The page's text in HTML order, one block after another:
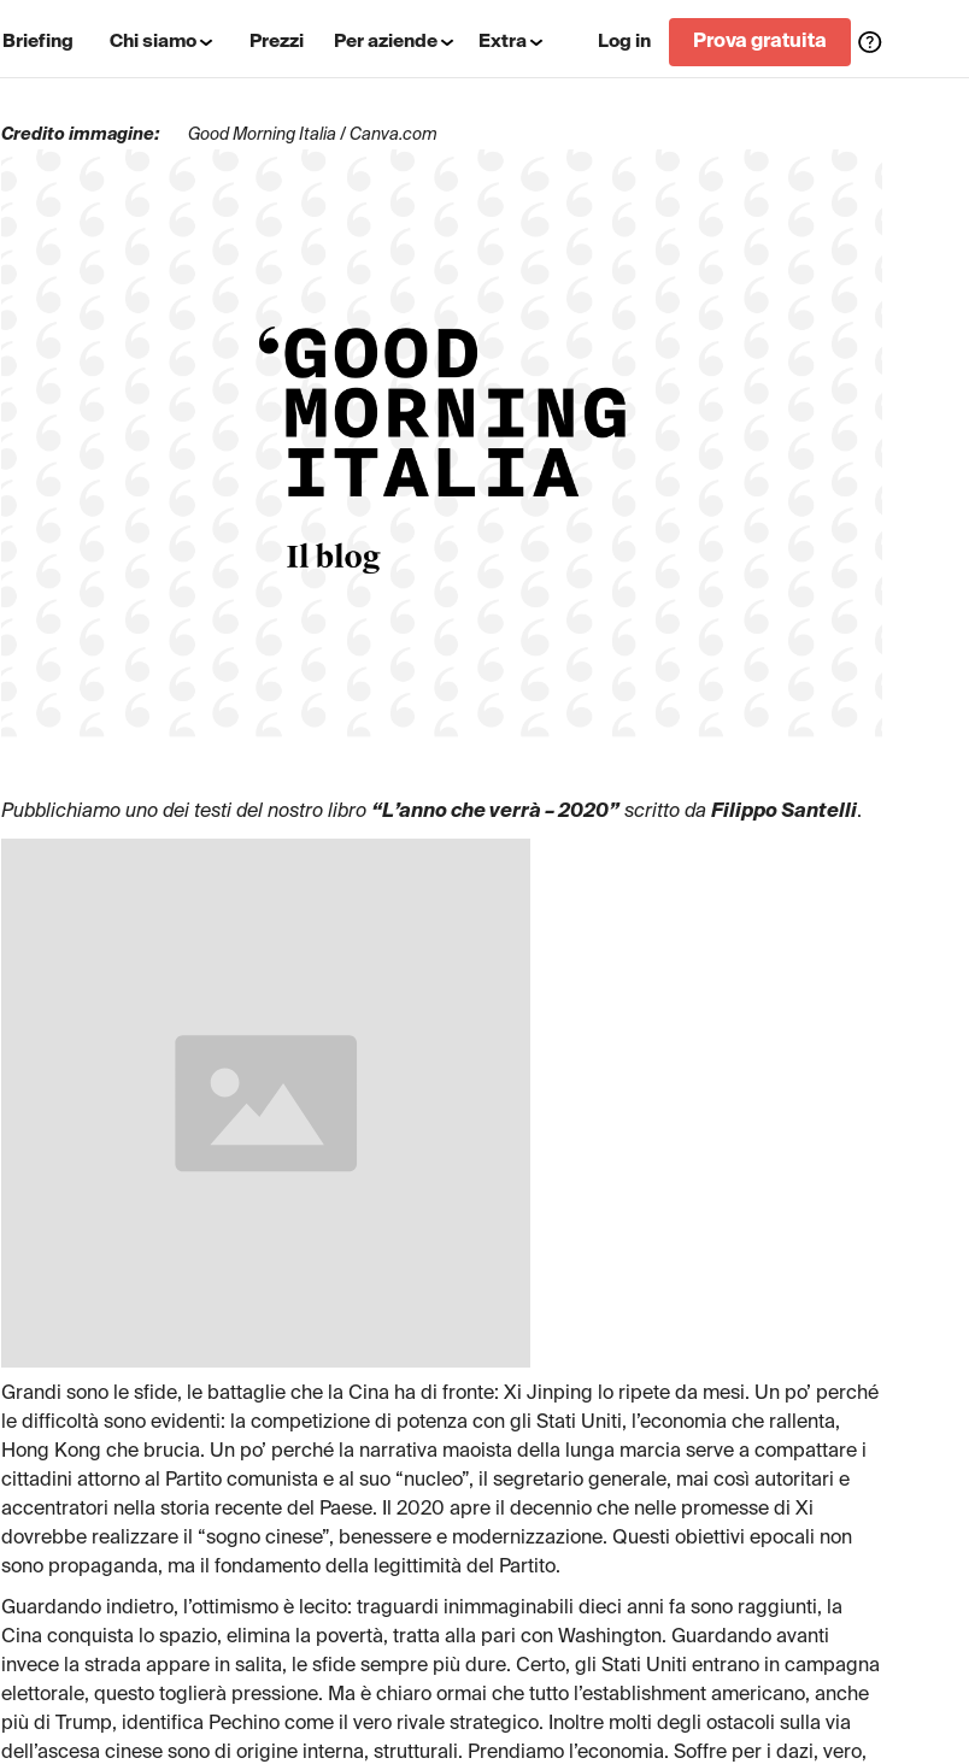
Briefing Chi siamo Prezzi Per aziende Extra Log in Prova gratuita
Credito immagine: Good Morning Italia / Canva.com
Pubblichiamo uno dei testi del nostro libro “L’anno che verrà – 2020” scritto da Filippo Santelli.
Grandi sono le sfide, le battaglie che la Cina ha di fronte: Xi Jinping lo ripete da mesi. Un po’ perché
le difficoltà sono evidenti: la competizione di potenza con gli Stati Uniti, l’economia che rallenta,
Hong Kong che brucia. Un po’ perché la narrativa maoista della lunga marcia serve a compattare i
cittadini attorno al Partito comunista e al suo “nucleo”, il segretario generale, mai così autoritari e
accentratori nella storia recente del Paese. Il 2020 apre il decennio che nelle promesse di Xi
dovrebbe realizzare il “sogno cinese”, benessere e modernizzazione. Questi obiettivi epocali non
sono propaganda, ma il fondamento della legittimità del Partito.
Guardando indietro, l’ottimismo è lecito: traguardi inimmaginabili dieci anni fa sono raggiunti, la
Cina conquista lo spazio, elimina la povertà, tratta alla pari con Washington. Guardando avanti
invece la strada appare in salita, le sfide sempre più dure. Certo, gli Stati Uniti entrano in campagna
elettorale, questo toglierà pressione. Ma è chiaro ormai che tutto l’establishment americano, anche
più di Trump, identifica Pechino come il vero rivale strategico. Inoltre molti degli ostacoli sulla via
dell’ascesa cinese sono di origine interna, strutturali. Prendiamo l’economia. Soffre per i dazi, vero,